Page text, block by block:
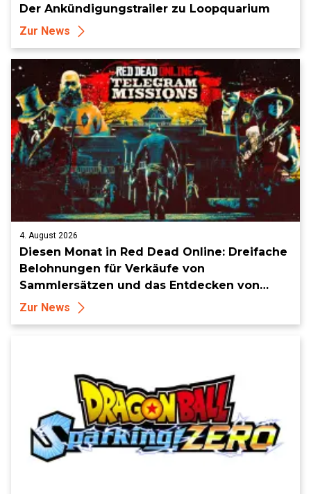
Der Ankündigungstrailer zu Loopquarium
Zur News
4. August 2026
Diesen Monat in Red Dead Online: Dreifache
Belohnungen für Verkäufe von
Sammlersätzen und das Entdecken von
Sammlerstücken, in Telegramm-Missionen
Zur News